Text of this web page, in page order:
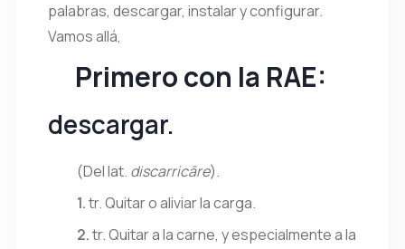
palabras, descargar, instalar y configurar.
Vamos allá,
Primero con la RAE:
descargar.
(Dellat. discarricāre).
1.tr.Quitar o aliviar la carga.
2.tr.Quitar a la carne, y especialmente a la